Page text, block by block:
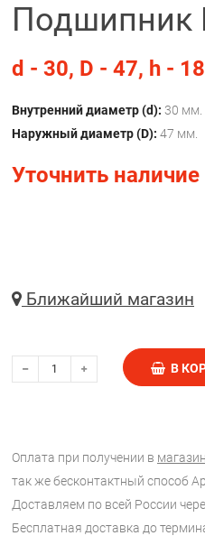
Подшипник
d - 30, D - 47, h - 18
Внутренний диаметр (d): 30 мм.
Наружный диаметр (D): 47 мм.
Уточнить наличие
Ближайший магазин
В
Оплата при получении в
так же бесконтактный способ
Доставляем по всей России
Бесплатная доставка до